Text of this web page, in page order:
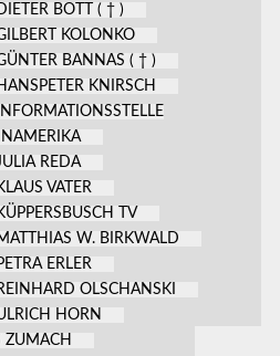
DIETER BOTT ( † )
KOLONKO
BANNAS ( † )
KNIRSCH
INFORMATIONSSTELLE
REDA
VATER
TV
W. BIRKWALD
ERLER
OLSCHANSKI
HORN
ZUMACH